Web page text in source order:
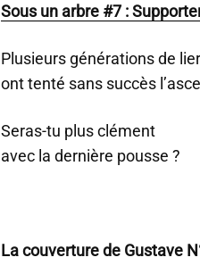
Sous un arbre #7 :
Plusieurs générations de
ont tenté sans succès
Seras-tu plus clément
avec la dernière pousse ?
La couverture de Gustave